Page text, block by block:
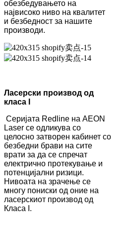
обезбедувањето на
највисоко ниво на квалитет
и безбедност за нашите
производи.
Ласерски производ од
класа I
Серијата Redline на AEON
Laser се одликува со
целосно затворен кабинет со
безбедни брави на сите
врати за да се спречат
електрично протекување и
потенцијални ризици.
Нивоата на зрачење се
многу пониски од оние на
ласерскиот производ од
Класа I.